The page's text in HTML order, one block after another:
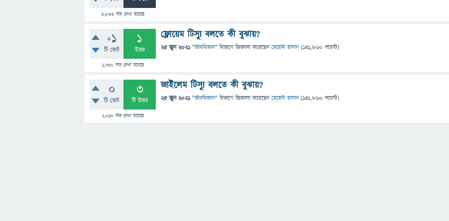
3,833 বার দেখা হয়েছে
+1
টি ভোট
1
উত্তর
1,730 বার দেখা হয়েছে
ফ্লোয়েম টিস্যু বলতে কী বুঝায়?
25 জুন 2021 "জীববিজ্ঞান" বিভাগে জিজ্ঞাসাকরেছেনমেহেদী হাসান (141,860 পয়েন্ট)
0
টি ভোট
3
টি উত্তর
2,010 বার দেখা হয়েছে
জাইলেম টিস্যু বলতে কী বুঝায়?
25 জুন 2021 "জীববিজ্ঞান" বিভাগে জিজ্ঞাসাকরেছেনমেহেদী হাসান (141,860 পয়েন্ট)